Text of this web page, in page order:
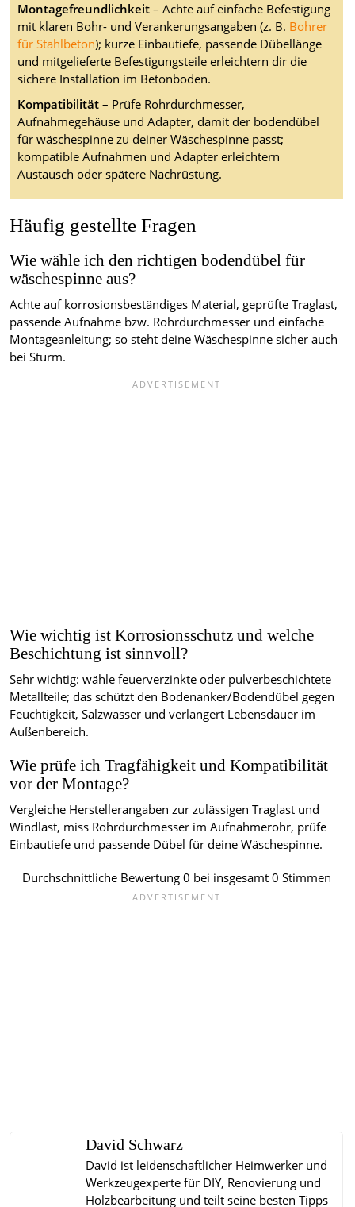
Montagefreundlichkeit– Achte auf einfache Befestigung
mit klaren Bohr- und Verankerungsangaben (z. B. Bohrer
für Stahlbeton); kurze Einbautiefe, passende Dübellänge
und mitgelieferte Befestigungsteile erleichtern dir die
sichere Installation im Betonboden.
Kompatibilität– Prüfe Rohrdurchmesser,
Aufnahmegehäuse und Adapter, damit der bodendübel
für wäschespinne zu deiner Wäschespinne passt;
kompatible Aufnahmen und Adapter erleichtern
Austausch oder spätere Nachrüstung.
Häufig gestellte Fragen
Wie wähle ich den richtigen bodendübel für
wäschespinne aus?
Achte auf korrosionsbeständiges Material, geprüfte Traglast,
passende Aufnahme bzw. Rohrdurchmesser und einfache
Montageanleitung; so steht deine Wäschespinne sicher auch
bei Sturm.
Wie wichtig ist Korrosionsschutz und welche
Beschichtung ist sinnvoll?
Sehr wichtig: wähle feuerverzinkte oder pulverbeschichtete
Metallteile; das schützt den Bodenanker/Bodendübel gegen
Feuchtigkeit, Salzwasser und verlängert Lebensdauer im
Außenbereich.
Wie prüfe ich Tragfähigkeit und Kompatibilität
vor der Montage?
Vergleiche Herstellerangaben zur zulässigen Traglast und
Windlast, miss Rohrdurchmesser im Aufnahmerohr, prüfe
Einbautiefe und passende Dübel für deine Wäschespinne.
Durchschnittliche Bewertung0 bei insgesamt0 Stimmen
David Schwarz
David ist leidenschaftlicher Heimwerker und
Werkzeugexperte für DIY, Renovierung und
Holzbearbeitung und teilt seine besten Tipps